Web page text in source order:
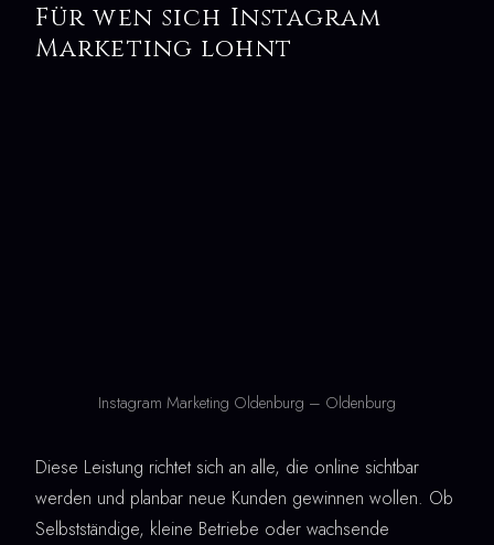
Für wen sich Instagram
Marketing lohnt
Instagram Marketing Oldenburg – Oldenburg
Diese Leistung richtet sich an alle, die online sichtbar
werden und planbar neue Kunden gewinnen wollen. Ob
Selbstständige, kleine Betriebe oder wachsende